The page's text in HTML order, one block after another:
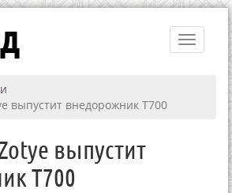
Toggle
выпустит внедорожник T700
выпустит
T700